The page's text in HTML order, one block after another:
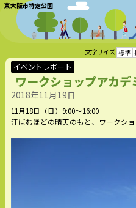
東大阪市特定公園
文字サイズ 標準
ワークショップアカデ
2018年11月19日
イベントレポート
11月18日（日）9:00〜16:00
汗ばむほどの晴天のもと、ワークシ